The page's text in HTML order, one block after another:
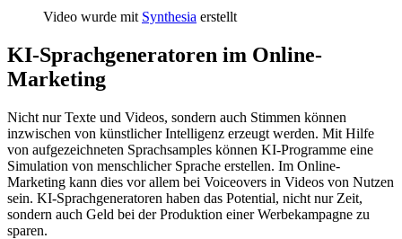
Video wurde mit Synthesia erstellt
KI-Sprachgeneratoren im Online-
Marketing
Nicht nur Texte und Videos, sondern auch Stimmen können
inzwischen von künstlicher Intelligenz erzeugt werden. Mit Hilfe
von aufgezeichneten Sprachsamples können KI-Programme eine
Simulation von menschlicher Sprache erstellen. Im Online-
Marketing kann dies vor allem bei Voiceovers in Videos von Nutzen
sein. KI-Sprachgeneratoren haben das Potential, nicht nur Zeit,
sondern auch Geld bei der Produktion einer Werbekampagne zu
sparen.